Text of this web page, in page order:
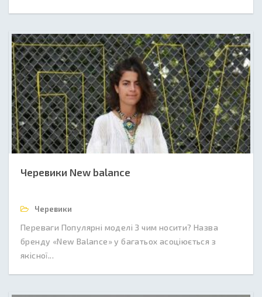
Черевики New balance
Черевики
Переваги Популярні моделі З чим носити? Назва
бренду «New Balance» у багатьох асоціюється з
якісної...